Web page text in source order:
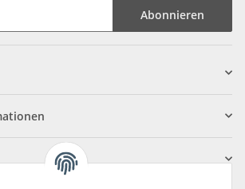
Abonnieren